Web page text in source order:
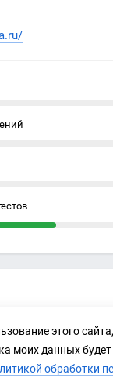
этого
моих данных
обработки